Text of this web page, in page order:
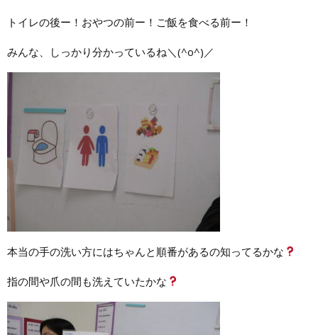
トイレの後ー！おやつの前ー！ご飯を食べる前ー！
みんな、しっかり分かっているね＼(^o^)／
本当の手の洗い方にはちゃんと順番があるの知ってるかな
指の間や爪の間も洗えていたかな